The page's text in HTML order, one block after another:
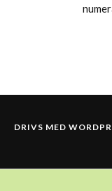
DRIVS MED